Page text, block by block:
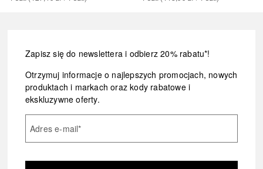
Zapisz się do newslettera i odbierz 20% rabatu*!
Otrzymuj informacje o najlepszych promocjach, nowych
produktach i markach oraz kody rabatowe i
ekskluzywne oferty.
Adres e-mail*